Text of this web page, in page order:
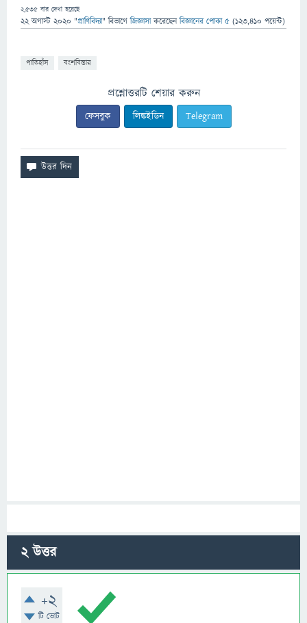
2,535 বার দেখা হয়েছে
22 অগাস্ট 2020 "প্রাণিবিদ্যা" বিভাগে জিজ্ঞাসাকরেছেনবিজ্ঞানের পোকা ৫ (123,410 পয়েন্ট)
পাতিহাঁস বংশবিস্তার
প্রশ্নোত্তরটি শেয়ার করুন
ফেসবুক লিঙ্কইডিন Telegram
2উত্তর
+2
টি ভোট